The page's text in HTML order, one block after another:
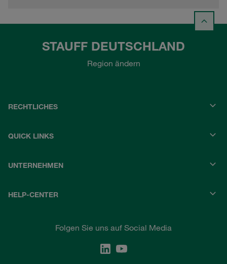
STAUFF DEUTSCHLAND
Region ändern
RECHTLICHES
QUICK LINKS
UNTERNEHMEN
HELP-CENTER
Folgen Sie uns auf Social Media